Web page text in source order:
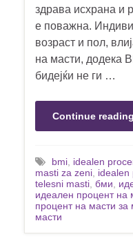
здрава исхрана и
е поважна.
возраст и пол,
на масти, додека
бидејќи не ги …
Continue reading
bmi idealen
masti za zeni idealen
telesni masti бми
идеален процент на
процент на масти за
масти